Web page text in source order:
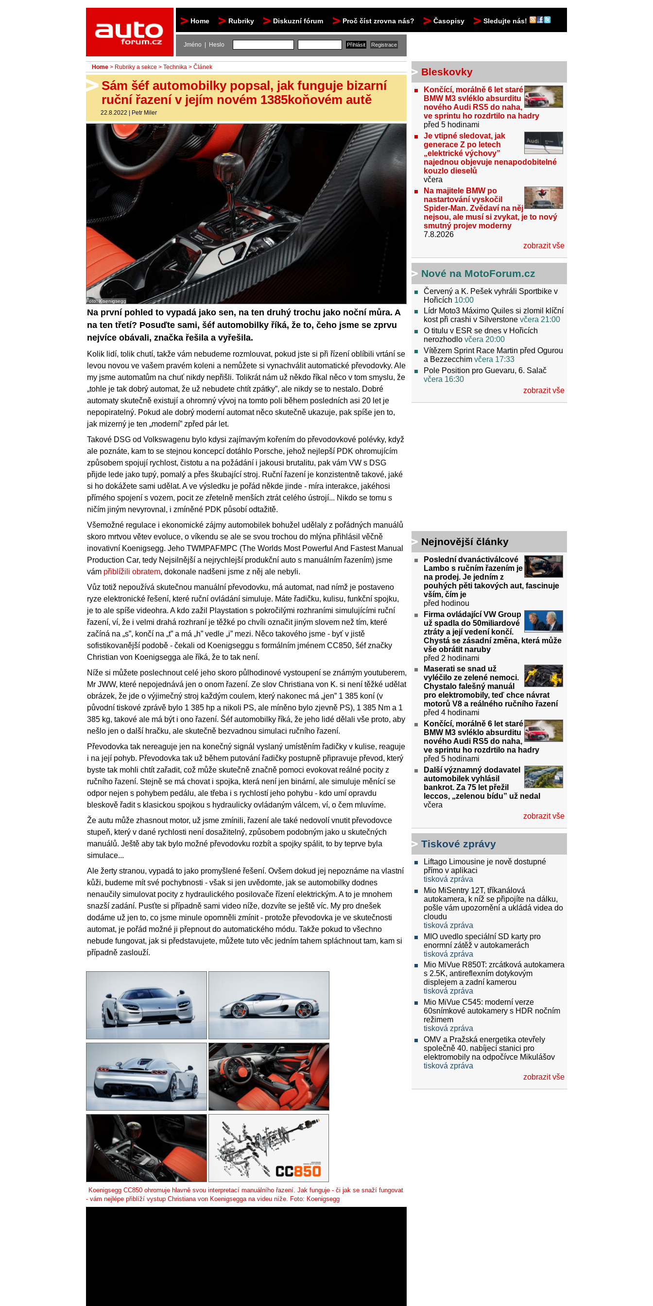
Home Rubriky Diskuzní fórum Proč číst zrovna nás? Časopisy Sledujte nás!
Jméno | Heslo
Home > Rubriky a sekce > Technika > Článek
Sám šéf automobilky popsal, jak funguje bizarní
ruční řazení v jejím novém 1385koňovém autě
22.8.2022 | Petr Miler
Foto: Koenigsegg
Na první pohled to vypadá jako sen, na ten druhý trochu jako noční můra. A
na ten třetí? Posuďte sami, šéf automobilky říká, že to, čeho jsme se zprvu
nejvíce obávali, značka řešila a vyřešila.
Kolik lidí, tolik chutí, takže vám nebudeme rozmlouvat, pokud jste si při řízení oblíbili vrtání se
levou novou ve vašem pravém koleni a nemůžete si vynachválit automatické převodovky. Ale
my jsme automatům na chuť nikdy nepřišli. Tolikrát nám už někdo říkal něco v tom smyslu, že
„tohle je tak dobrý automat, že už nebudete chtít zpátky”, ale nikdy se to nestalo. Dobré
automaty skutečně existují a ohromný vývoj na tomto poli během posledních asi 20 let je
nepopiratelný. Pokud ale dobrý moderní automat něco skutečně ukazuje, pak spíše jen to,
jak mizerný je ten „moderní” zpřed pár let.
Takové DSG od Volkswagenu bylo kdysi zajímavým kořením do převodovkové polévky, když
ale poznáte, kam to se stejnou koncepcí dotáhlo Porsche, jehož nejlepší PDK ohromujícím
způsobem spojují rychlost, čistotu a na požádání i jakousi brutalitu, pak vám VW s DSG
přijde lede jako tupý, pomalý a přes škubající stroj. Ruční řazení je konzistentně takové, jaké
si ho dokážete sami udělat. A ve výsledku je pořád někde jinde - míra interakce, jakéhosi
přímého spojení s vozem, pocit ze zřetelně menších ztrát celého ústrojí... Nikdo se tomu s
ničím jiným nevyrovnal, i zmíněné PDK působí odtažitě.
Všemožné regulace i ekonomické zájmy automobilek bohužel udělaly z pořádných manuálů
skoro mrtvou větev evoluce, o víkendu se ale se svou trochou do mlýna přihlásil věčně
inovativní Koenigsegg. Jeho TWMPAFMPC (The Worlds Most Powerful And Fastest Manual
Production Car, tedy Nejsilnější a nejrychlejší produkční auto s manuálním řazením) jsme
vám přiblížili obratem, dokonale nadšeni jsme z něj ale nebyli.
Vůz totiž nepoužívá skutečnou manuální převodovku, má automat, nad nímž je postaveno
ryze elektronické řešení, které ruční ovládání simuluje. Máte řadičku, kulisu, funkční spojku,
je to ale spíše videohra. A kdo zažil Playstation s pokročilými rozhraními simulujícími ruční
řazení, ví, že i velmi drahá rozhraní je těžké po chvíli označit jiným slovem než tím, které
začíná na „s”, končí na „t” a má „h” vedle „i” mezi. Něco takového jsme - byť v jistě
sofistikovanější podobě - čekali od Koenigseggu s formálním jménem CC850, šéf značky
Christian von Koenigsegga ale říká, že to tak není.
Níže si můžete poslechnout celé jeho skoro půlhodinové vystoupení se známým youtuberem,
Mr JWW, které nepojednává jen o onom řazení. Ze slov Christiana von K. si není těžké udělat
obrázek, že jde o výjimečný stroj každým coulem, který nakonec má „jen” 1 385 koní (v
původní tiskové zprávě bylo 1 385 hp a nikoli PS, ale míněno bylo zjevně PS), 1 385 Nm a 1
385 kg, takové ale má být i ono řazení. Šéf automobilky říká, že jeho lidé dělali vše proto, aby
nešlo jen o další hračku, ale skutečně bezvadnou simulaci ručního řazení.
Převodovka tak nereaguje jen na konečný signál vyslaný umístěním řadičky v kulise, reaguje
i na její pohyb. Převodovka tak už během putování řadičky postupně připravuje převod, který
byste tak mohli chtít zařadit, což může skutečně značně pomoci evokovat reálné pocity z
ručního řazení. Stejně se má chovat i spojka, která není jen binární, ale simuluje měnící se
odpor nejen s pohybem pedálu, ale třeba i s rychlostí jeho pohybu - kdo umí opravdu
bleskově řadit s klasickou spojkou s hydraulicky ovládaným válcem, ví, o čem mluvíme.
Že autu může zhasnout motor, už jsme zmínili, řazení ale také nedovolí vnutit převodovce
stupeň, který v dané rychlosti není dosažitelný, způsobem podobným jako u skutečných
manuálů. Ještě aby tak bylo možné převodovku rozbít a spojky spálit, to by teprve byla
simulace...
Ale žerty stranou, vypadá to jako promyšlené řešení. Ovšem dokud jej nepoznáme na vlastní
kůži, budeme mít své pochybnosti - však si jen uvědomte, jak se automobilky dodnes
nenaučily simulovat pocity z hydraulického posilovače řízení elektrickým. A to je mnohem
snazší zadání. Pusťte si případně sami video níže, dozvíte se ještě víc. My pro dnešek
dodáme už jen to, co jsme minule opomněli zmínit - protože převodovka je ve skutečnosti
automat, je pořád možné ji přepnout do automatického módu. Takže pokud to všechno
nebude fungovat, jak si představujete, můžete tuto věc jedním tahem spláchnout tam, kam si
případně zaslouží.
Koenigsegg CC850 ohromuje hlavně svou interpretací manuálního řazení. Jak funguje - či jak se snaží fungovat
- vám nejlépe přiblíží vystup Christiana von Koenigsegga na videu níže. Foto: Koenigsegg
Bleskovky
Končící, morálně 6 let staré
BMW M3 svléklo absurditu
nového Audi RS5 do naha,
ve sprintu ho rozdrtilo na hadry
před 5 hodinami
Je vtipné sledovat, jak
generace Z po letech
„elektrické výchovy”
najednou objevuje nenapodobitelné
kouzlo dieselů
včera
Na majitele BMW po
nastartování vyskočil
Spider-Man. Zvědaví na něj
nejsou, ale musí si zvykat, je to nový
smutný projev moderny
7.8.2026
zobrazit vše
Nové na MotoForum.cz
Červený a K. Pešek vyhráli Sportbike v
Hořicích 10:00
Lídr Moto3 Máximo Quiles si zlomil klíční
kost při crashi v Silverstone včera 21:00
O titulu v ESR se dnes v Hořicích
nerozhodlo včera 20:00
Vítězem Sprint Race Martin před Ogurou
a Bezzecchim včera 17:33
Pole Position pro Guevaru, 6. Salač
včera 16:30
zobrazit vše
Nejnovější články
Poslední dvanáctiválcové
Lambo s ručním řazením je
na prodej. Je jedním z
pouhých pěti takových aut, fascinuje
vším, čím je
před hodinou
Firma ovládající VW Group
už spadla do 50miliardové
ztráty a její vedení končí.
Chystá se zásadní změna, která může
vše obrátit naruby
před 2 hodinami
Maserati se snad už
vyléčilo ze zelené nemoci.
Chystalo falešný manuál
pro elektromobily, teď chce návrat
motorů V8 a reálného ručního řazení
před 4 hodinami
Končící, morálně 6 let staré
BMW M3 svléklo absurditu
nového Audi RS5 do naha,
ve sprintu ho rozdrtilo na hadry
před 5 hodinami
Další významný dodavatel
automobilek vyhlásil
bankrot. Za 75 let přežil
leccos, „zelenou bídu” už nedal
včera
zobrazit vše
Tiskové zprávy
Liftago Limousine je nově dostupné
přímo v aplikaci
tisková zpráva
Mio MiSentry 12T, tříkanálová
autokamera, k níž se připojíte na dálku,
pošle vám upozornění a ukládá videa do
cloudu
tisková zpráva
MIO uvedlo speciální SD karty pro
enormní zátěž v autokamerách
tisková zpráva
Mio MiVue R850T: zrcátková autokamera
s 2.5K, antireflexním dotykovým
displejem a zadní kamerou
tisková zpráva
Mio MiVue C545: moderní verze
60snímkové autokamery s HDR nočním
režimem
tisková zpráva
OMV a Pražská energetika otevřely
společně 40. nabíjecí stanici pro
elektromobily na odpočívce Mikulášov
tisková zpráva
zobrazit vše